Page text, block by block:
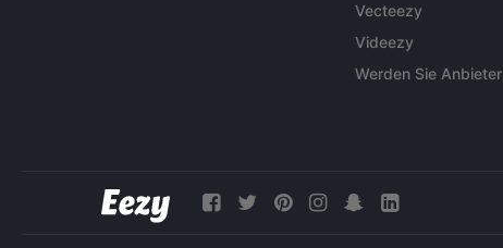
Vecteezy
Videezy
Werden Sie Anbieter